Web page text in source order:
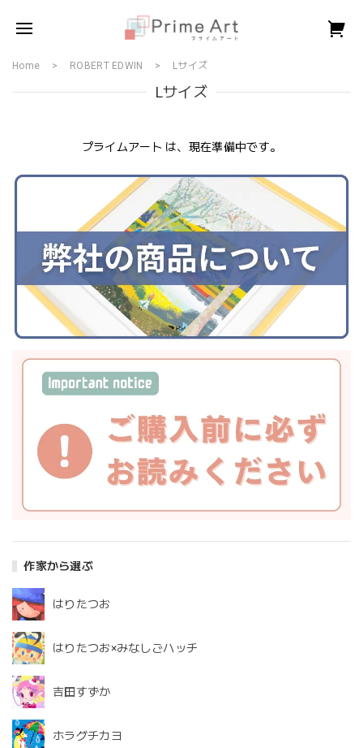
作家から選ぶ
はりたつお
はりたつお×みなしごハッチ
吉田すずか
ホラグチカヨ
Home ROBERT EDWIN Lサイズ
Lサイズ
プライムアート は、現在準備中です。